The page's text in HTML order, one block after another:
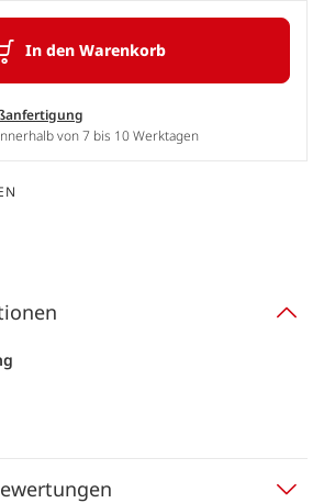
In den Warenkorb
von 7 bis 10 Werktagen